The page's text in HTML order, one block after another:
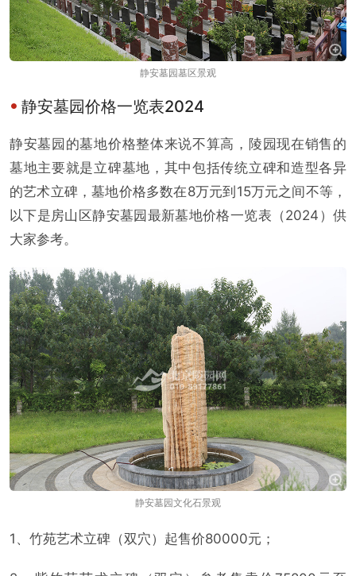
静安墓园墓区景观
静安墓园价格一览表2024
静安墓园的墓地价格整体来说不算高，陵园现在销售的
墓地主要就是立碑墓地，其中包括传统立碑和造型各异
的艺术立碑，墓地价格多数在8万元到15万元之间不等，
以下是房山区静安墓园最新墓地价格一览表（2024）供
大家参考。
静安墓园文化石景观
1、竹苑艺术立碑（双穴）起售价80000元；